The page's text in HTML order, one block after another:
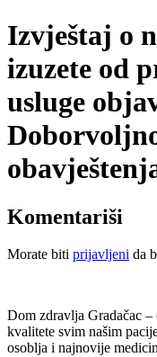
Izvještaj o
izuzete od
usluge
Komentariši
Morate biti prijavljeni da
Dom zdravlja Gradačac
kvalitete svim našim
osoblja i najnovije